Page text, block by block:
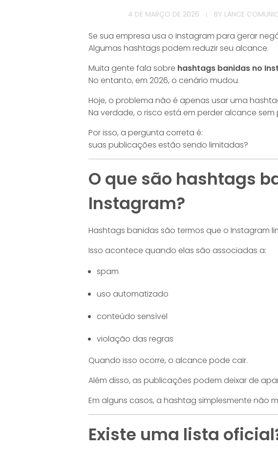
4 DE MARÇO DE 2026 BY LANCE
Se sua empresa usa o Instagram para gerar
Algumas hashtags podem reduzir seu alcance.
Muita gente fala sobre hashtags banidas no
No entanto, em 2026, o cenário mudou.
Hoje, o problema não é apenas usar uma
Na verdade, o risco está em perder alcance sem
Por isso, a pergunta correta é:
suas publicações estão sendo limitadas?
O que são hashtags
Instagram?
Hashtags banidas são termos que o Instagram
Isso acontece quando elas são associadas a:
spam
uso automatizado
conteúdo sensível
violação das regras
Quando isso ocorre, o alcance pode cair.
Além disso, as publicações podem deixar de
Em alguns casos, a hashtag simplesmente não
Existe uma lista